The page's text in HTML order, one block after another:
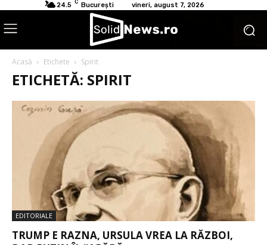
24.5 C București vineri, august 7, 2026
Acasă Etichete Spirit
ETICHETĂ: SPIRIT
EDITORIALE
TRUMP E RAZNA, URSULA VREA LA RĂZBOI,